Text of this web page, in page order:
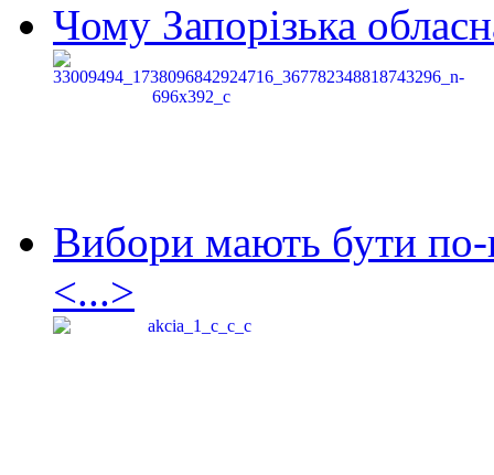
Чому Запорізька
Вибори мають бути по-
<...>